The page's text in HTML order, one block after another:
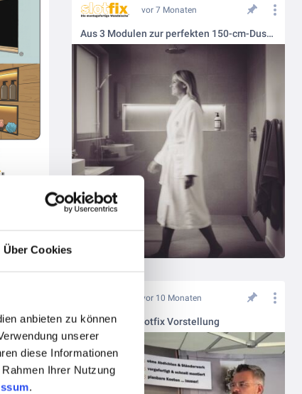
Über Cookies
anbieten zu können
unserer
diese Informationen
Ihrer Nutzung
.
vor 7 Monaten
Aus 3 Modulen zur perfekten 150-cm-Duschnische – serienfähig für jedes Projekt
vor 10 Monaten
persönliche Slotfix Vorstellung